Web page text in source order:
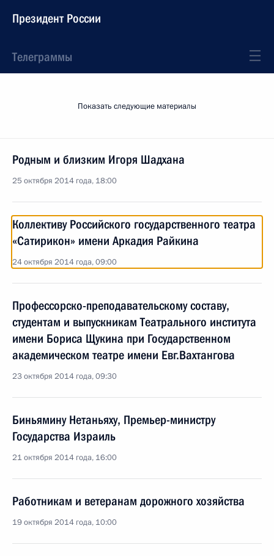
Президент России
Телеграммы
Показать следующие материалы
Родным и близким Игоря Шадхана
25 октября 2014 года, 18:00
Коллективу Российского государственного театра
«Сатирикон» имени Аркадия Райкина
24 октября 2014 года, 09:00
Профессорско-преподавательскому составу,
студентам и выпускникам Театрального института
имени Бориса Щукина при Государственном
академическом театре имени Евг.Вахтангова
23 октября 2014 года, 09:30
Биньямину Нетаньяху, Премьер-министру
Государства Израиль
21 октября 2014 года, 16:00
Работникам и ветеранам дорожного хозяйства
19 октября 2014 года, 10:00